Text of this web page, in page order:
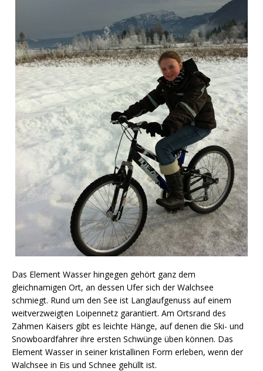
Das Element Wasser hingegen gehört ganz dem
gleichnamigen Ort, an dessen Ufer sich der Walchsee
schmiegt. Rund um den See ist Langlaufgenuss auf einem
weitverzweigten Loipennetz garantiert. Am Ortsrand des
Zahmen Kaisers gibt es leichte Hänge, auf denen die Ski- und
Snowboardfahrer ihre ersten Schwünge üben können. Das
Element Wasser in seiner kristallinen Form erleben, wenn der
Walchsee in Eis und Schnee gehüllt ist.